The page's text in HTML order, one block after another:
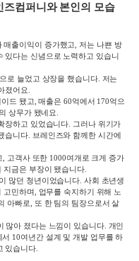
즈컴퍼니와 본인의 모습
매출이익이 증가했고
저는 나쁜 방
있다는 신념으로 노력하고 있습니
로 늘었고 상장을 했습니다. 저는
졌어요.
드 됐고, 매출은 60억에서 170억으
상무가 됐네요.
장하고 있었습니다 그러나 위기가
습니다
브레인즈와 함께한 시간에
고객사 또한 1000여개로 크게 증가
금은 부장이 됐습니다.
많던 청년이었습니다 사회 초년생
고민하며
업무를 숙지하기 위해 노
아빠로
또 한 팀의 팀장으로서 살
많아 졌다는 느낌이 있습니다. 개인
서 10여년간 설계 및 개발 업무를 하
있습니다.